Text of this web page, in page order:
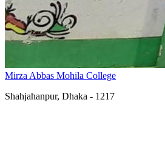
Mirza Abbas Mohila College
Shahjahanpur, Dhaka - 1217